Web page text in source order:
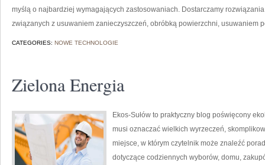
myślą o najbardziej wymagających zastosowaniach. Dostarczamy
związanych z usuwaniem zanieczyszczeń, obróbką powierzchni, usuwaniem
CATEGORIES: NOWE TECHNOLOGIE
Zielona Energia
Ekos-Sułów to praktyczny blog poświęcony
musi oznaczać wielkich wyrzeczeń,
miejsce, w którym czytelnik może znaleźć
dotyczące codziennych wyborów, domu,